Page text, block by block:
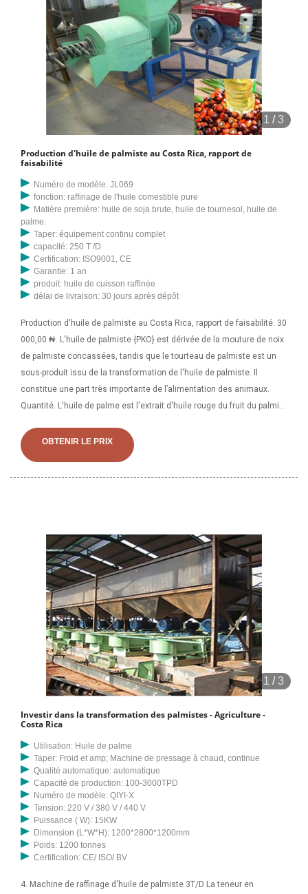
1 /3
Production d'huile de palmiste au Costa Rica, rapport de
faisabilité
Numéro de modèle: JL069
fonction: raffinage de l'huile comestible pure
Matière première: huile de soja brute, huile de tournesol, huile de
palme.
Taper: équipement continu complet
capacité: 250 T /D
Certification: ISO9001, CE
Garantie: 1 an
produit: huile de cuisson raffinée
délai de livraison: 30 jours après dépôt
Production d'huile de palmiste au Costa Rica, rapport de faisabilité. 30
000,00 ₦. L'huile de palmiste {PKO} est dérivée de la mouture de noix
de palmiste concassées, tandis que le tourteau de palmiste est un
sous-produit issu de la transformation de l'huile de palmiste. Il
constitue une part très importante de l’alimentation des animaux.
Quantité. L'huile de palme est l'extrait d'huile rouge du fruit du palmier
également dérivée de la graine du même fruit du palmier à huile.
L'huile de palme est la meilleure huile de cuisson au monde en raison
000 tonnes métriques. Le palmiste, un sous-produit de l'huile de
palme, est également produit en grande quantité au Costa Rica au
cours de la même période. La production de palmiste a cependant
diminué, passant de 419 000 tonnes métriques. Vient ensuite
l'extraction à l'eau chaude pour extraire davantage les particules de
tourteau de palmiste et ensuite amener la substance à la bonne
température. Enfin, ajoutez l'acide acétique pour le traiter puis
extrayez. Défis de la production de tourteaux de palmiste au Costa
Rica. Manque de matériel agricole mécanisé. Mauvaise structure de
prêt dans le pays. La méthode traditionnelle d’extraction de l’huile
simplement à chauffer les noix séchées. Les grains frits sont ensuite
mélangée à une petite quantité d’eau et chauffée pour libérer l’huile
de palmiste. L'huile libérée est périodiquement écumée par le haut.
Machine d'extraction et séchoir de palmiste - Agriculture - Nairaland. Il
s'agit d'un moulin complet d'extraction d'huile de palmiste avec un
broyeur de noix et un séchoir de noix. Le moulin est entraîné par un
moteur diesel 4 cylindres en bon état de fonctionnement. Ce moulin
écrase facilement 1 tonne de noix de palmiste en 3 heures. Selon le
OBTENIR LE PRIX
1 /3
Investir dans la transformation des palmistes - Agriculture -
Costa Rica
Utilisation: Huile de palme
Taper: Froid et amp; Machine de pressage à chaud, continue
Qualité automatique: automatique
Capacité de production: 100-3000TPD
Numéro de modèle: QIYI-X
Tension: 220 V / 380 V / 440 V
Puissance ( W): 15KW
Dimension (L*W*H): 1200*2800*1200mm
Poids: 1200 tonnes
Certification: CE/ ISO/ BV
4. Machine de raffinage d'huile de palmiste 3T/D La teneur en